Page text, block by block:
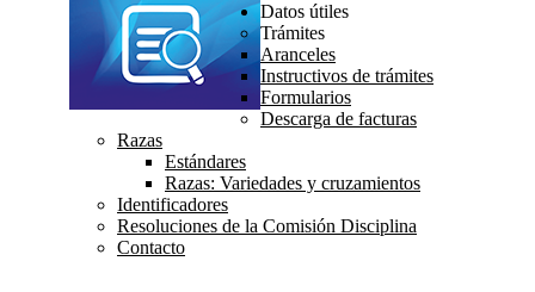
Datos útiles
Trámites
Aranceles
Instructivos de trámites
Formularios
Descarga de facturas
Razas
Estándares
Razas: Variedades y cruzamientos
Identificadores
Resoluciones de la Comisión Disciplina
Contacto